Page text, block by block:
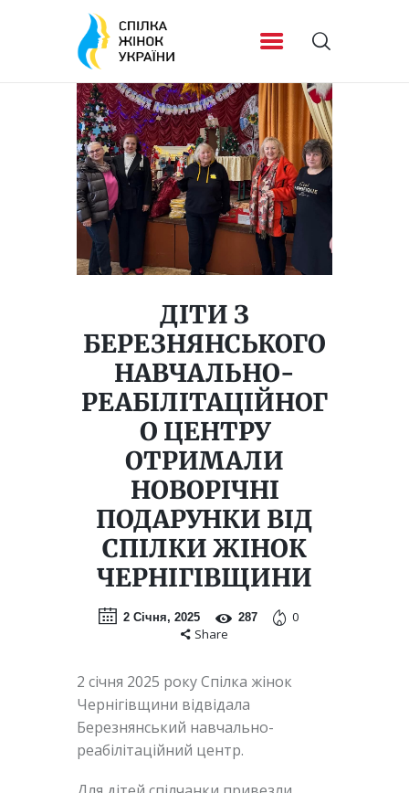
ДІТИ З
БЕРЕЗНЯНСЬКОГО
НАВЧАЛЬНО-
РЕАБІЛІТАЦІЙНОГ
О ЦЕНТРУ
ОТРИМАЛИ
НОВОРІЧНІ
ПОДАРУНКИ ВІД
СПІЛКИ ЖІНОК
ЧЕРНІГІВЩИНИ
2 Січня, 2025 287
0
Share
2 січня 2025 року Спілка жінок
Чернігівщини відвідала
Березнянський навчально-
реабілітаційний центр.